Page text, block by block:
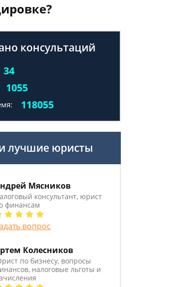
консультаций
34
1055
118055
лучшие юристы
Мясников
консультант, юрист
финансам
вопрос
Колесников
по бизнесу, вопросы
налоговые льготы и